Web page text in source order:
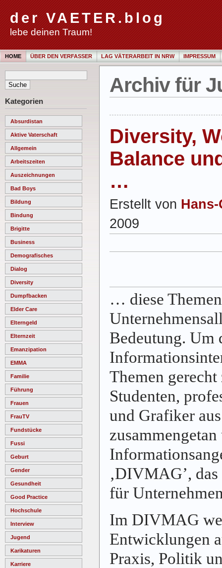
der VAETER.blog
lebe deinen Traum!
HOME ÜBER DEN VERFASSER LAG VÄTERARBEIT IN NRW IMPRESSUM
Kategorien
Absurdistan
Aktive Vaterschaft
Allgemein
Arbeitszeiten
Auszeichnungen
Bad Boys
Bildung
Bindung
Brigitte
Business
Demografisches
Dialog
Diversity
Dumpfbacken
Elder Care
Elterngeld
Elternzeit
Emanzipation
EMMA
Familie
Führung
Frauen
FrauTV
Fundstücke
Fussi
Geburt
Gender
Gesundheit
Good Practice
Hochschule
Interview
Jugend
Karikaturen
Karriere
Archiv für
Diversity,
Balance
…
Erstellt von
2009
… diese
Bedeutung. Um
Themen
Studenten,
und Grafiker
‚DIVMAG’,
für
Im DIVMAG
Entwicklungen
Praxis, Politik